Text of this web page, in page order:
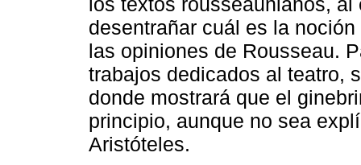
desentrañar cuál es la
las opiniones de Rousseau.
trabajos dedicados al teatro,
donde mostrará que el
principio, aunque no sea
Aristóteles.